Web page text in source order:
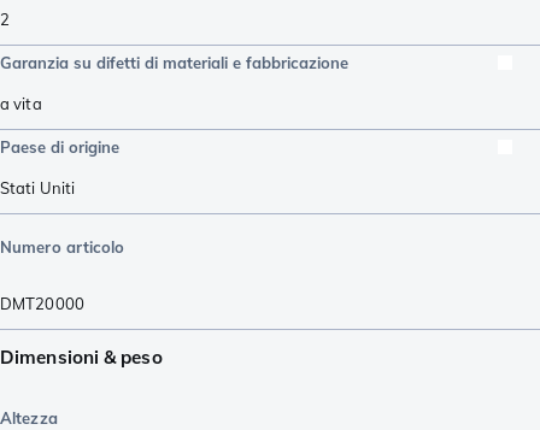
2
Garanzia su difetti di materiali e fabbricazione
a vita
Paese di origine
Stati Uniti
Numero articolo
DMT20000
Dimensioni & peso
Altezza